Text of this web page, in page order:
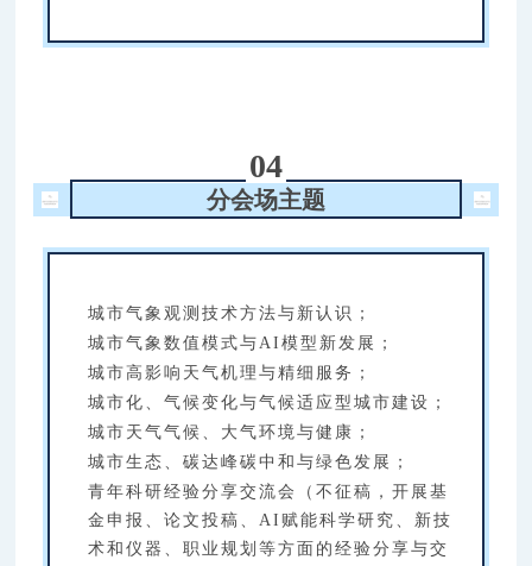
04
分会场主题
城市气象观测技术方法与新认识；
城市气象数值模式与AI模型新发展；
城市高影响天气机理与精细服务；
城市化、气候变化与气候适应型城市建设；
城市天气气候、大气环境与健康；
城市生态、碳达峰碳中和与绿色发展；
青年科研经验分享交流会（不征稿，开展基
金申报、论文投稿、AI赋能科学研究、新技
术和仪器、职业规划等方面的经验分享与交